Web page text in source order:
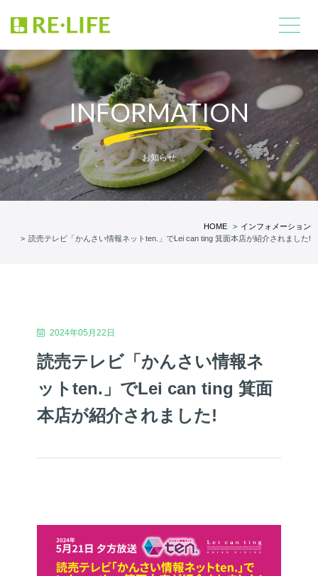
INFORMATION
お知らせ
HOME
インフォメーション
読売テレビ「かんさい情報ネットten.」でLei can ting 箕面本店が紹介されました!
2024年05月22日
読売テレビ「かんさい情報ネ
ットten.」でLei can ting 箕面
本店が紹介されました!